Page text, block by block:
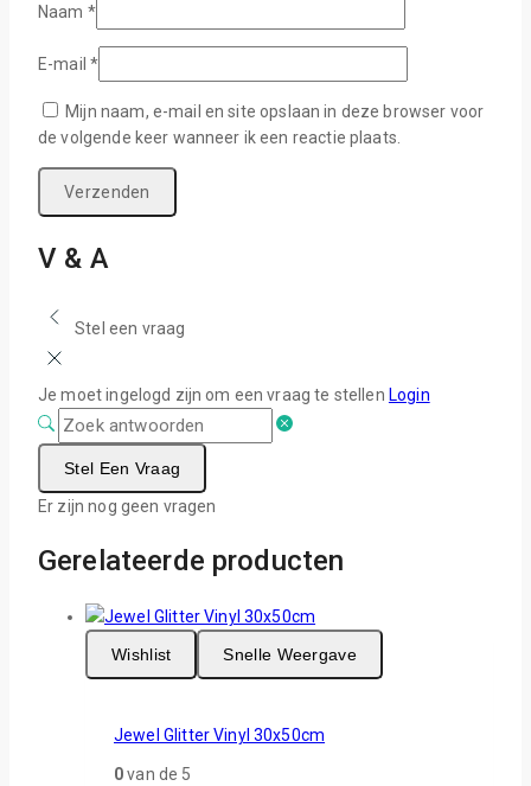
Naam *
E-mail*
Mijn naam, e-mail en site opslaan in deze browser voor
de volgende keer wanneer ik een reactie plaats.
V & A
Stel een vraag
Je moet ingelogd zijn om een vraag te stellen Login
Stel Een Vraag
Er zijn nog geen vragen
Gerelateerde producten
Wishlist Snelle Weergave
Jewel Glitter Vinyl 30x50cm
0van de 5